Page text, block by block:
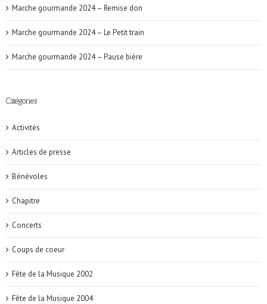
Marche gourmande 2024 – Remise don
Marche gourmande 2024 – Le Petit train
Marche gourmande 2024 – Pause bière
Catégories
Activités
Articles de presse
Bénévoles
Chapitre
Concerts
Coups de coeur
Fête de la Musique 2002
Fête de la Musique 2004